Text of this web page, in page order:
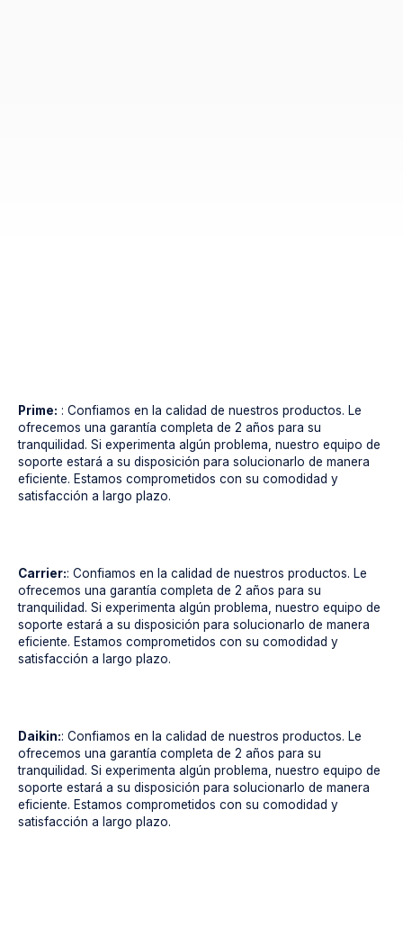
Prime: : Confiamos en la calidad de nuestros productos. Le
ofrecemos una garantía completa de 2 años para su
tranquilidad. Si experimenta algún problema, nuestro equipo de
soporte estará a su disposición para solucionarlo de manera
eficiente. Estamos comprometidos con su comodidad y
satisfacción a largo plazo.
Carrier:: Confiamos en la calidad de nuestros productos. Le
ofrecemos una garantía completa de 2 años para su
tranquilidad. Si experimenta algún problema, nuestro equipo de
soporte estará a su disposición para solucionarlo de manera
eficiente. Estamos comprometidos con su comodidad y
satisfacción a largo plazo.
Daikin:: Confiamos en la calidad de nuestros productos. Le
ofrecemos una garantía completa de 2 años para su
tranquilidad. Si experimenta algún problema, nuestro equipo de
soporte estará a su disposición para solucionarlo de manera
eficiente. Estamos comprometidos con su comodidad y
satisfacción a largo plazo.